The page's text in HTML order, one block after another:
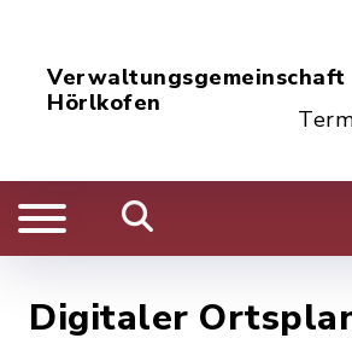
Verwaltungsgemeinschaft
Hörlkofen
Digitaler